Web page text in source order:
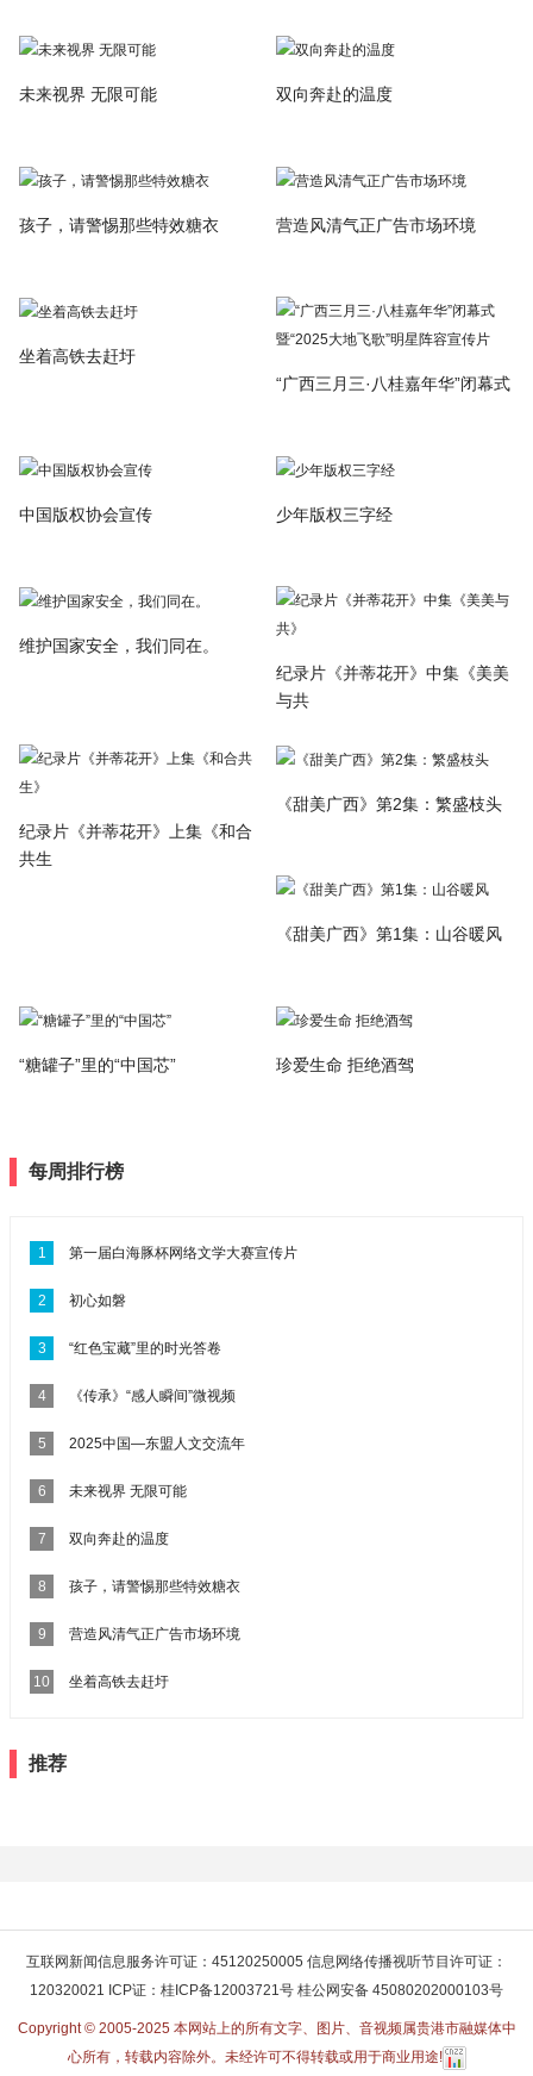
未来视界 无限可能 双向奔赴的温度
孩子，请警惕那些特效糖衣 营造风清气正广告市场环境
坐着高铁去赶圩
“广西三月三·八桂嘉年华”闭幕式
中国版权协会宣传 少年版权三字经
维护国家安全，我们同在。
纪录片《并蒂花开》中集《美美
与共
纪录片《并蒂花开》上集《和合
共生
《甜美广西》第2集：繁盛枝头
《甜美广西》第1集：山谷暖风
“糖罐子”里的“中国芯” 珍爱生命 拒绝酒驾
每周排行榜
1 第一届白海豚杯网络文学大赛宣传片
2 初心如磐
3 “红色宝藏”里的时光答卷
4 《传承》“感人瞬间”微视频
5 2025中国—东盟人文交流年
6 未来视界 无限可能
7 双向奔赴的温度
8 孩子，请警惕那些特效糖衣
9 营造风清气正广告市场环境
10 坐着高铁去赶圩
推荐
互联网新闻信息服务许可证：45120250005 信息网络传播视听节目许可证：
120320021 ICP证：桂ICP备12003721号 桂公网安备 45080202000103号
Copyright © 2005-2025 本网站上的所有文字、图片、音视频属贵港市融媒体中
心所有，转载内容除外。未经许可不得转载或用于商业用途!